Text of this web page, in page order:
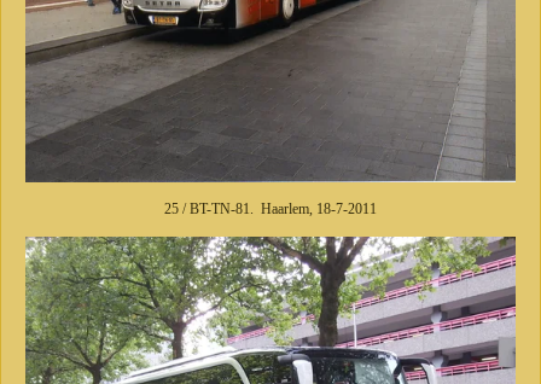
25 / BT-TN-81. Haarlem, 18-7-2011